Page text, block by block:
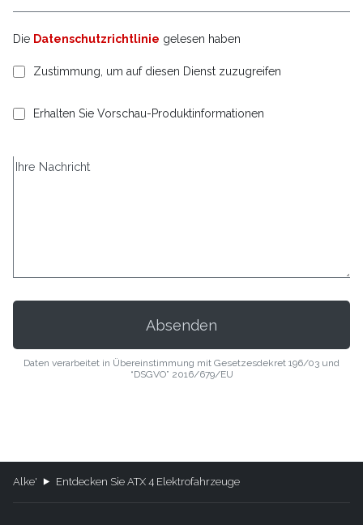
Die Datenschutzrichtlinie gelesen haben
Zustimmung, um auf diesen Dienst zuzugreifen
Erhalten Sie Vorschau-Produktinformationen
Daten verarbeitet in Übereinstimmung mit Gesetzesdekret 196/03 und
“DSGVO” 2016/679/EU
Alke' Entdecken Sie ATX 4 Elektrofahrzeuge